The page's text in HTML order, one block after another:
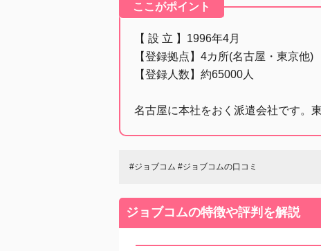
ここがポイント
【 設 立 】1996年4月
【登録拠点】4カ所(名古屋・東京他)
【登録人数】約65000人
名古屋に本社をおく派遣会社です。
#ジョブコム #ジョブコムの口コミ
ジョブコムの特徴や評判を解説